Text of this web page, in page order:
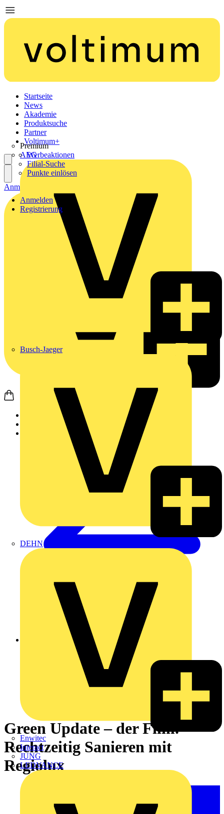
Startseite
News
Akademie
Produktsuche
Partner
Premium
AEG
Busch-Jaeger
DEHN
Enwitec
Interact
JUNG
LEDVANCE
Voltimum+
Werbeaktionen
Filial-Suche
Punkte einlösen
Anmelden
Registrierung
Anmelden
Zurück zu Nachrichten
Green Update – der Film.
Rechtzeitig Sanieren mit
Regiolux